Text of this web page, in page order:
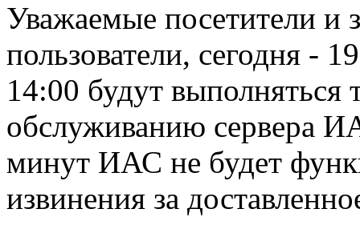
Уважаемые посетители и
пользователи, сегодня -
14:00 будут выполняться
обслуживанию сервера
минут ИАС не будет
извинения за